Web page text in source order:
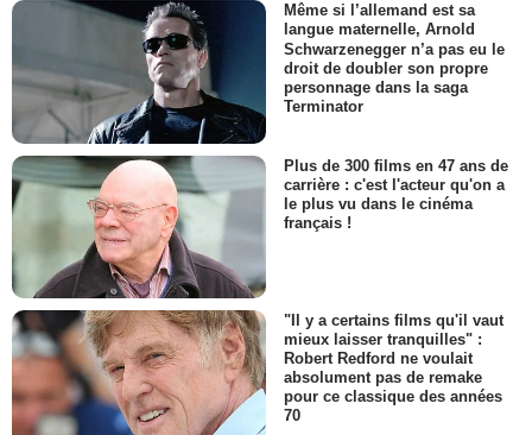
Même si l’allemand est sa
langue maternelle, Arnold
Schwarzenegger n’a pas eu le
droit de doubler son propre
personnage dans la saga
Terminator
Plus de 300 films en 47 ans de
carrière : c'est l'acteur qu'on a
le plus vu dans le cinéma
français !
"Il y a certains films qu'il vaut
mieux laisser tranquilles" :
Robert Redford ne voulait
absolument pas de remake
pour ce classique des années
70